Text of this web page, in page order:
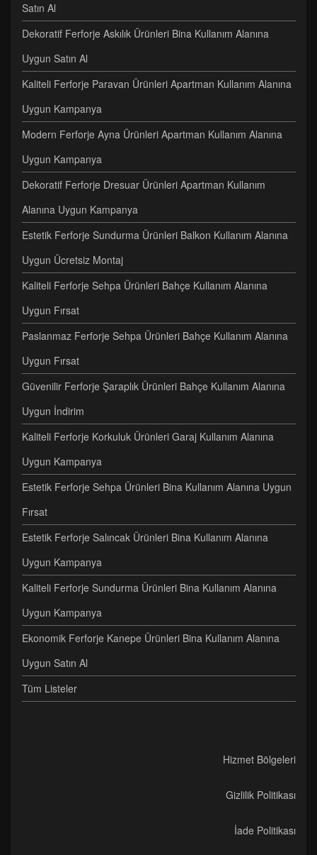
Satın Al
Dekoratif Ferforje Askılık Ürünleri Bina Kullanım Alanına
Uygun Satın Al
Kaliteli Ferforje Paravan Ürünleri Apartman Kullanım Alanına
Uygun Kampanya
Modern Ferforje Ayna Ürünleri Apartman Kullanım Alanına
Uygun Kampanya
Dekoratif Ferforje Dresuar Ürünleri Apartman Kullanım
Alanına Uygun Kampanya
Estetik Ferforje Sundurma Ürünleri Balkon Kullanım Alanına
Uygun Ücretsiz Montaj
Kaliteli Ferforje Sehpa Ürünleri Bahçe Kullanım Alanına
Uygun Fırsat
Paslanmaz Ferforje Sehpa Ürünleri Bahçe Kullanım Alanına
Uygun Fırsat
Güvenilir Ferforje Şaraplık Ürünleri Bahçe Kullanım Alanına
Uygun İndirim
Kaliteli Ferforje Korkuluk Ürünleri Garaj Kullanım Alanına
Uygun Kampanya
Estetik Ferforje Sehpa Ürünleri Bina Kullanım Alanına Uygun
Fırsat
Estetik Ferforje Salıncak Ürünleri Bina Kullanım Alanına
Uygun Kampanya
Kaliteli Ferforje Sundurma Ürünleri Bina Kullanım Alanına
Uygun Kampanya
Ekonomik Ferforje Kanepe Ürünleri Bina Kullanım Alanına
Uygun Satın Al
Tüm Listeler
Hizmet Bölgeleri
Gizlilik Politikası
İade Politikası